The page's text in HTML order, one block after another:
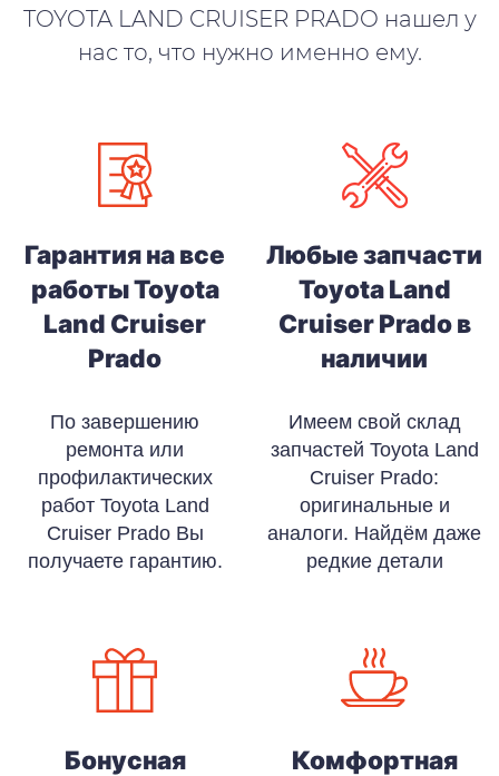
TOYOTA LAND CRUISER PRADO нашел у
нас то, что нужно именно ему.
Гарантия на все
работы Toyota
Land Cruiser
Prado
По завершению
ремонта или
профилактических
работ Toyota Land
Cruiser Prado Вы
получаете гарантию.
Бонусная
Любые запчасти
Toyota Land
Cruiser Prado в
наличии
Имеем свой склад
запчастей Toyota Land
Cruiser Prado:
оригинальные и
аналоги. Найдём даже
редкие детали
Комфортная